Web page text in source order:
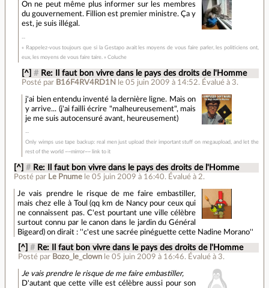
On ne peut même plus informer sur les membres
du gouvernement. Fillion est premier ministre. Ça y
est, je suis illégal.
« Rappelez-vous toujours que si la Gestapo avait les moyens de vous faire parler, les politiciens ont,
eux, les moyens de vous faire taire. » Coluche
[^] # Re: Il faut bon vivre dans le pays des droits de l'Homme
Posté par B16F4RV4RD1N le 05 juin 2009 à 14:52. Évalué à 3.
j'ai bien entendu inventé la dernière ligne. Mais on
y arrive... (j'ai failli écrire "malheureusement", mais
je me suis autocensuré avant, heureusement)
Only wimps use tape backup: real men just upload their important stuff on megaupload, and let the
rest of the world ~~mirror~~ link to it
[^] # Re: Il faut bon vivre dans le pays des droits de l'Homme
Posté par Le Pnume le 05 juin 2009 à 16:40. Évalué à2.
Je vais prendre le risque de me faire embastiller,
mais chez elle à Toul (qq km de Nancy pour ceux qui
ne connaissent pas. C'est pourtant une ville célèbre
surtout connu par le canon dans le jardin du Général
Bigeard) on dirait : ''c'est une sacrée pinéguette cette Nadine Morano''
[^] # Re: Il faut bon vivre dans le pays des droits de l'Homme
Posté par Bozo_le_clown le 05 juin 2009 à 16:46. Évalué à 3.
Je vais prendre le risque de me faire embastiller,
D'autant que cette ville est célèbre aussi pour son